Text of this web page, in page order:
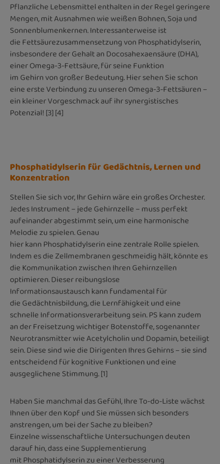
Pflanzliche Lebensmittel enthalten in der Regel geringere
Mengen, mit Ausnahmen wie weißen Bohnen, Soja und
Sonnenblumenkernen. Interessanterweise ist
die Fettsäurezusammensetzung von Phosphatidylserin,
insbesondere der Gehalt an Docosahexaensäure (DHA),
einer Omega-3-Fettsäure, für seine Funktion
im Gehirn von großer Bedeutung. Hier sehen Sie schon
eine erste Verbindung zu unseren Omega-3-Fettsäuren –
ein kleiner Vorgeschmack auf ihr synergistisches
Potenzial! [3] [4]
Phosphatidylserin für Gedächtnis, Lernen und
Konzentration
Stellen Sie sich vor, Ihr Gehirn wäre ein großes Orchester.
Jedes Instrument – jede Gehirnzelle – muss perfekt
aufeinander abgestimmt sein, um eine harmonische
Melodie zu spielen. Genau
hier kann Phosphatidylserin eine zentrale Rolle spielen.
Indem es die Zellmembranen geschmeidig hält, könnte es
die Kommunikation zwischen Ihren Gehirnzellen
optimieren. Dieser reibungslose
Informationsaustausch kann fundamental für
die Gedächtnisbildung, die Lernfähigkeit und eine
schnelle Informationsverarbeitung sein. PS kann zudem
an der Freisetzung wichtiger Botenstoffe, sogenannter
Neurotransmitter wie Acetylcholin und Dopamin, beteiligt
sein. Diese sind wie die Dirigenten Ihres Gehirns – sie sind
entscheidend für kognitive Funktionen und eine
ausgeglichene Stimmung. [1]
Haben Sie manchmal das Gefühl, Ihre To-do-Liste wächst
Ihnen über den Kopf und Sie müssen sich besonders
anstrengen, um bei der Sache zu bleiben?
Einzelne wissenschaftliche Untersuchungen deuten
darauf hin, dass eine Supplementierung
mit Phosphatidylserin zu einer Verbesserung